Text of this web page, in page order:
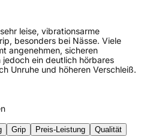
leise, vibrationsarme
besonders bei Nässe. Viele
angenehmen, sicheren
jedoch ein deutlich hörbares
Unruhe und höheren Verschleiß.
Grip Preis-Leistung
Qualität